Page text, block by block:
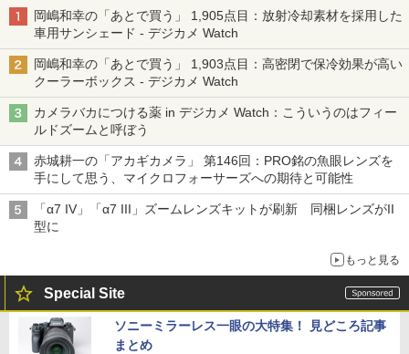
岡嶋和幸の「あとで買う」 1,905点目：放射冷却素材を採用した
車用サンシェード - デジカメ Watch
岡嶋和幸の「あとで買う」 1,903点目：高密閉で保冷効果が高い
クーラーボックス - デジカメ Watch
カメラバカにつける薬 in デジカメ Watch：こういうのはフィー
ルドズームと呼ぼう
赤城耕一の「アカギカメラ」 第146回：PRO銘の魚眼レンズを
手にして思う、マイクロフォーサーズへの期待と可能性
「α7 IV」「α7 III」ズームレンズキットが刷新 同梱レンズがII
型に
もっと見る
Special Site
ソニーミラーレス一眼の大特集！ 見どころ記事
まとめ